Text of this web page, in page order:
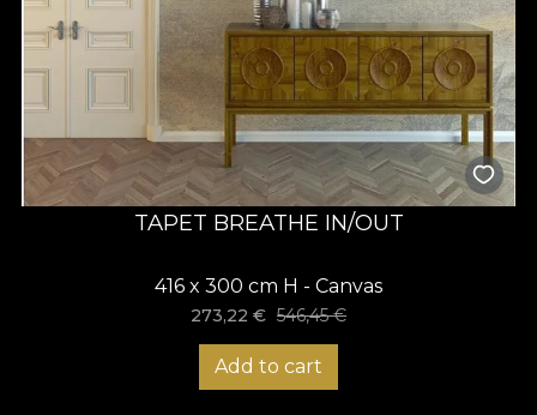
TAPET BREATHE IN/OUT
416 x 300 cm H - Canvas
273,22 € 546,45€
Add to cart